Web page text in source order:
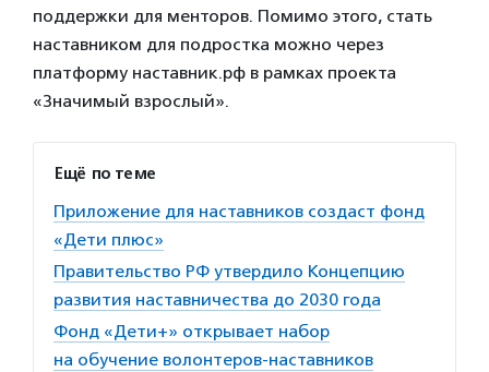
поддержки для менторов. Помимо этого, стать
наставником для подростка можно через
платформу наставник.рф в рамках проекта
«Значимый взрослый».
Ещё по теме
Приложение для наставников создаст фонд
«Дети плюс»
Правительство РФ утвердило Концепцию
развития наставничества до 2030 года
Фонд «Дети+» открывает набор
на обучение волонтеров-наставников